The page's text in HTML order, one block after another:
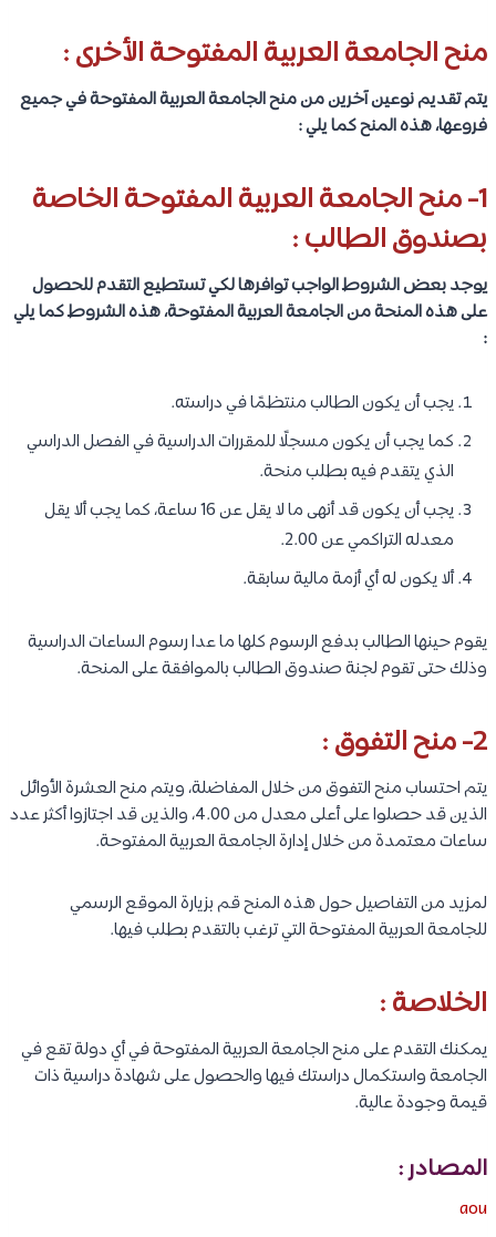
منح الجامعة العربية المفتوحة الأخرى :
يتم تقديم نوعين آخرين من منح الجامعة العربية المفتوحة في جميع
فروعها، هذه المنح كما يلي :
1- منح الجامعة العربية المفتوحة الخاصة
بصندوق الطالب :
يوجد بعض الشروط الواجب توافرها لكي تستطيع التقدم للحصول
على هذه المنحة من الجامعة العربية المفتوحة، هذه الشروط كما يلي
:
يجب أن يكون الطالب منتظمًا في دراسته.
كما يجب أن يكون مسجلًا للمقررات الدراسية في الفصل الدراسي
الذي يتقدم فيه بطلب منحة.
يجب أن يكون قد أنهى ما لا يقل عن 16 ساعة، كما يجب ألا يقل
معدله التراكمي عن 2.00.
ألا يكون له أي أزمة مالية سابقة.
يقوم حينها الطالب بدفع الرسوم كلها ما عدا رسوم الساعات الدراسية
وذلك حتى تقوم لجنة صندوق الطالب بالموافقة على المنحة.
2- منح التفوق :
يتم احتساب منح التفوق من خلال المفاضلة، ويتم منح العشرة الأوائل
الذين قد حصلوا على أعلى معدل من 4.00، والذين قد اجتازوا أكثر عدد
ساعات معتمدة من خلال إدارة الجامعة العربية المفتوحة.
لمزيد من التفاصيل حول هذه المنح قم بزيارة الموقع الرسمي
للجامعة العربية المفتوحة التي ترغب بالتقدم بطلب فيها.
الخلاصة :
يمكنك التقدم على منح الجامعة العربية المفتوحة في أي دولة تقع في
الجامعة واستكمال دراستك فيها والحصول على شهادة دراسية ذات
قيمة وجودة عالية.
المصادر :
aou